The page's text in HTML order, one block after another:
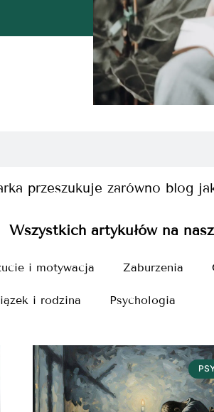
przeszukuje zarówno blog
Wszystkich artykułów na
i motywacja Zaburzenia
i rodzina Psychologia